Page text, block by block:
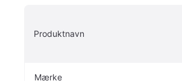
Produktnavn
Mærke